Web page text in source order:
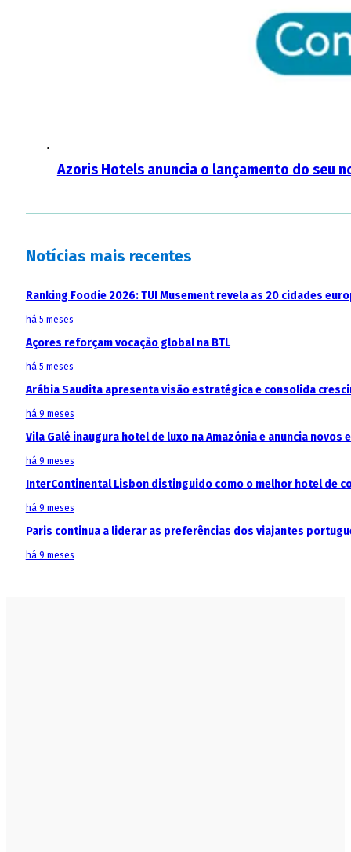
Azoris Hotels anuncia o lançamento do seu
Notícias mais recentes
Ranking Foodie 2026: TUI Musement revela as 20 cidades
há 5 meses
Açores reforçam vocação global na BTL
há 5 meses
Arábia Saudita apresenta visão estratégica e consolida
há 9 meses
Vila Galé inaugura hotel de luxo na Amazónia e anuncia
há 9 meses
InterContinental Lisbon distinguido como o melhor hotel de
há 9 meses
Paris continua a liderar as preferências dos viajantes
há 9 meses